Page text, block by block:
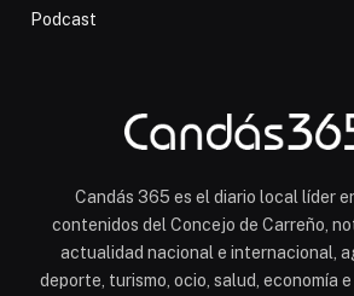
Podcast
Candás 365 es el diario local líder
contenidos del Concejo de Carreño,
actualidad nacional e internacional,
deporte, turismo, ocio, salud, economía